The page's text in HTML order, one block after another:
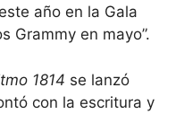
año en la Gala
Grammy en mayo”.
1814 se lanzó
con la escritura y